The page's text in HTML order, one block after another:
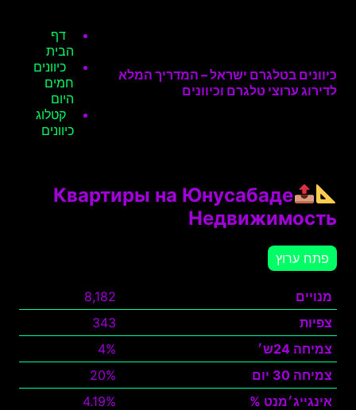
כיוונים בטלגרם ישראל – המדריך המלא
לדירוג ערוצי טלגרם וכיוונים
דף
הבית
כיוונים
חמים
היום
קטלוג
כיוונים
Квартиры на Юнусабаде
Недвижимость
פתח ערוץ
מנויים
8,182
צפיות
343
צמיחה 24ש׳
4%
צמיחה 30 יום
20%
אינגייג׳מנט %
4.19%